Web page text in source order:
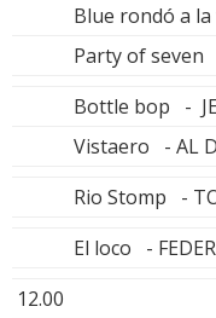
Blue rondó a la
Party of seven
Bottle bop -
Vistaero - AL
Rio Stomp -
El loco -
12.00